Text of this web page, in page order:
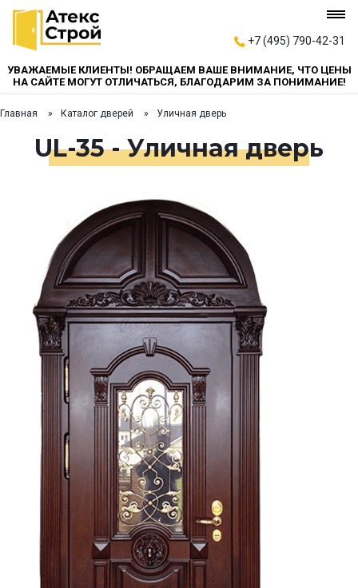
+7 (495) 790-42-31
УВАЖАЕМЫЕ КЛИЕНТЫ! ОБРАЩАЕМ ВАШЕ ВНИМАНИЕ, ЧТО ЦЕНЫ
НА САЙТЕ МОГУТ ОТЛИЧАТЬСЯ, БЛАГОДАРИМ ЗА ПОНИМАНИЕ!
Главная Каталог дверей Уличная дверь
UL-35 - Уличная дверь